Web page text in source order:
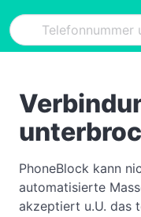
PhoneBlock kann
automatisierte
akzeptiert u.U. das